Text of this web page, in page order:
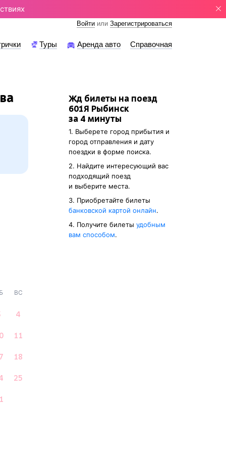
Войти или Зарегистрироваться
Туры Аренда авто Справочная
ВС
4
11
18
25
Жд билеты на поезд
601Я Рыбинск
за 4 минуты
1. Выберете город прибытия и
город отправления и дату
поездки в форме поиска.
2. Найдите интересующий вас
подходящий поезд
и выберите места.
3. Приобретайте билеты
банковской картой онлайн.
4. Получите билеты удобным
вам способом.